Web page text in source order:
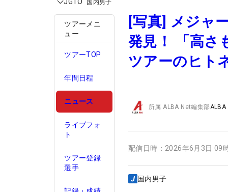
国内男子
ツアーメニ
ュー
ツアーTOP
年間日程
ニュース
ライブフォ
ト
ツアー登録
選手
[写真] メジャ
発見！ 「高さ
ツアーのヒト
所属ALBA Net編集部ALBA
配信日時： 2026年6月3日 09
国内男子